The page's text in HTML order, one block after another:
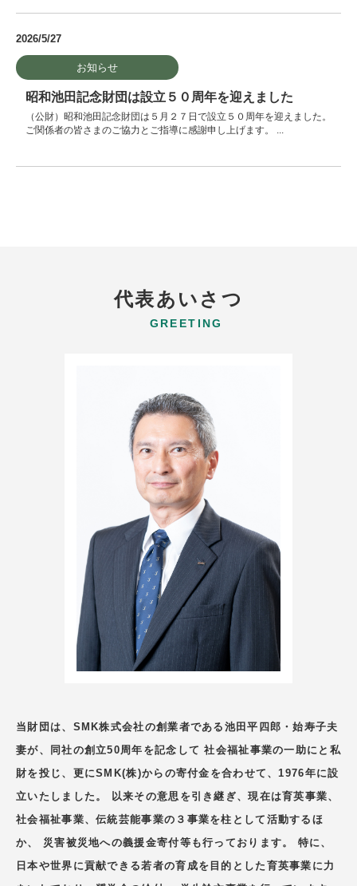
2026/5/27
お知らせ
昭和池田記念財団は設立５０周年を迎えました
（公財）昭和池田記念財団は５月２７日で設立５０周年を迎えました。
ご関係者の皆さまのご協力とご指導に感謝申し上げます。 ...
代表あいさつ
GREETING
当財団は、SMK株式会社の創業者である池田平四郎・始寿子夫
妻が、同社の創立50周年を記念して 社会福祉事業の一助にと私
財を投じ、更にSMK(株)からの寄付金を合わせて、1976年に設
立いたしました。 以来その意思を引き継ぎ、現在は育英事業、
社会福祉事業、伝統芸能事業の３事業を柱として活動するほ
か、 災害被災地への義援金寄付等も行っております。 特に、
日本や世界に貢献できる若者の育成を目的とした育英事業に力